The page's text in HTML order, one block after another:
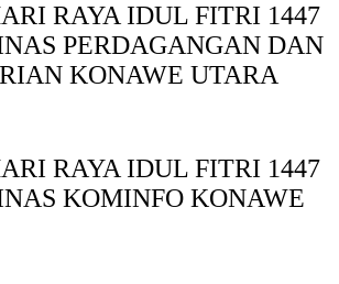
RAYA IDUL FITRI 1447
PERDAGANGAN DAN
KONAWE UTARA
RAYA IDUL FITRI 1447
KOMINFO KONAWE